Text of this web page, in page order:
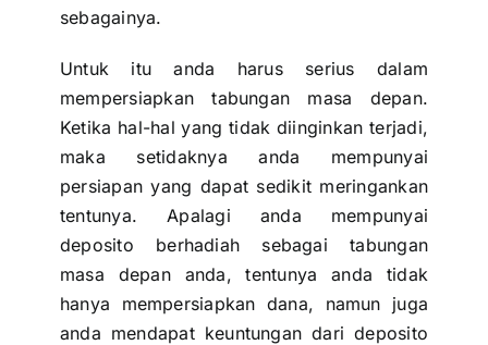
sebagainya.
Untuk itu anda harus serius dalam
mempersiapkantabungan masa depan.
Ketika hal-hal yang tidak diinginkan terjadi,
maka setidaknya anda mempunyai
persiapan yang dapat sedikit meringankan
tentunya. Apalagi anda mempunyai
deposito berhadiah sebagai tabungan
masa depan anda, tentunya anda tidak
hanya mempersiapkan dana, namun juga
anda mendapat keuntungan dari deposito